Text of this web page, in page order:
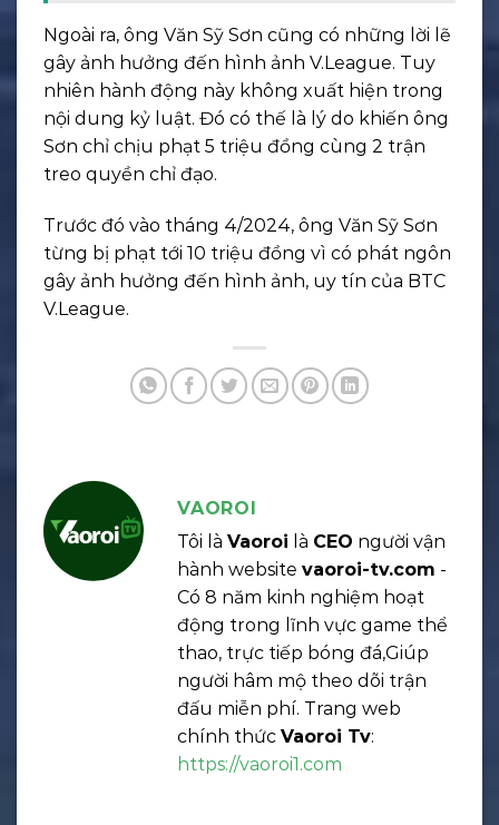
Ngoài ra, ông Văn Sỹ Sơn cũng có những lời lẽ
gây ảnh hưởng đến hình ảnh V.League. Tuy
nhiên hành động này không xuất hiện trong
nội dung kỷ luật. Đó có thế là lý do khiến ông
Sơn chỉ chịu phạt 5 triệu đồng cùng 2 trận
treo quyền chỉ đạo.
Trước đó vào tháng 4/2024, ông Văn Sỹ Sơn
từng bị phạt tới 10 triệu đồng vì có phát ngôn
gây ảnh hưởng đến hình ảnh, uy tín của BTC
V.League.
VAOROI
Tôi là Vaoroi là CEO người vận
hành website vaoroi-tv.com -
Có 8 năm kinh nghiệm hoạt
động trong lĩnh vực game thể
thao, trực tiếp bóng đá,Giúp
người hâm mộ theo dõi trận
đấu miễn phí. Trang web
chính thức Vaoroi Tv:
https://vaoroi1.com